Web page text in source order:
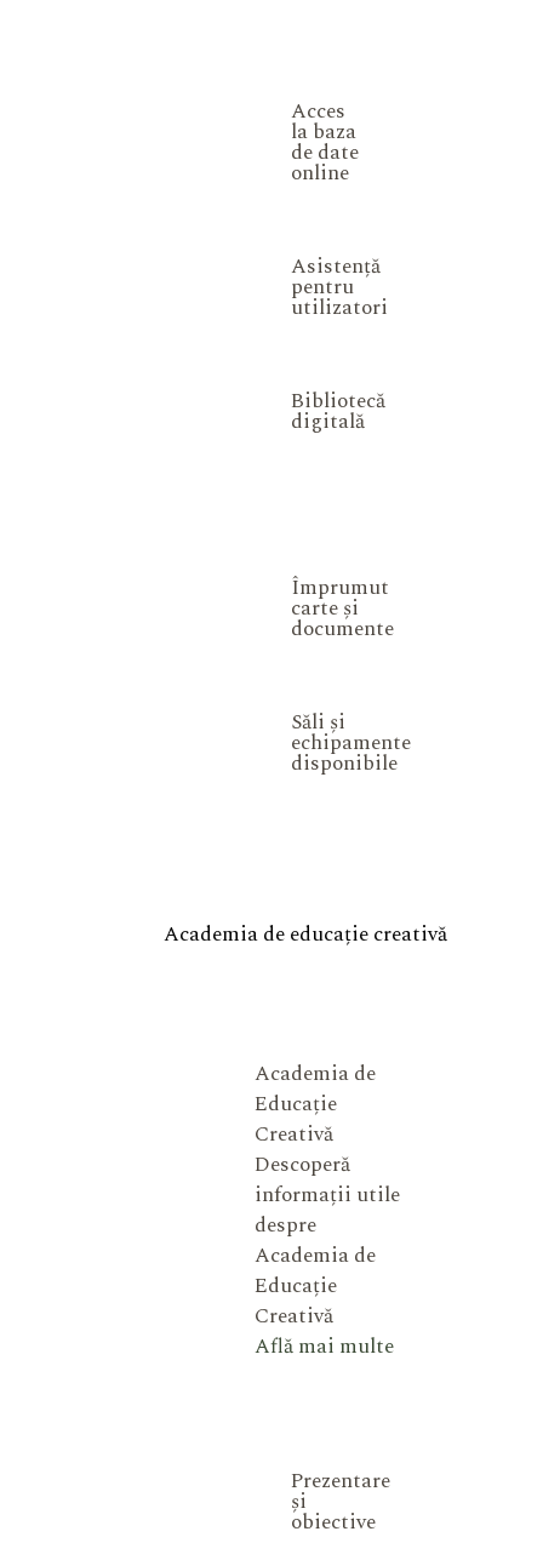
Acces
la baza
de date
online
Asistență
pentru
utilizatori
Bibliotecă
digitală
Împrumut
carte și
documente
Săli și
echipamente
disponibile
Academia de educație creativă
Academia de
Educație
Creativă
Descoperă
informații utile
despre
Academia de
Educație
Creativă
Află mai multe
Prezentare
și
obiective